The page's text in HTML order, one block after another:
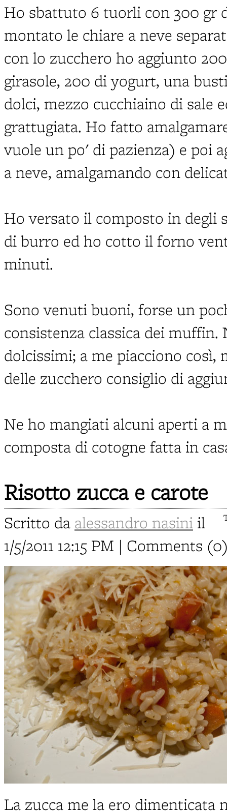
Ho sbattuto 6 tuorli con 300 gr
montato le chiare a neve
con lo zucchero ho aggiunto
girasole, 200 di yogurt, una
dolci, mezzo cucchiaino di sale
grattugiata. Ho fatto
vuole un po' di pazienza) e poi
a neve, amalgamando con
Ho versato il composto in
di burro ed ho cotto il forno
minuti.
Sono venuti buoni, forse un
consistenza classica dei
dolcissimi; a me piacciono
delle zucchero consiglio di
Ne ho mangiati alcuni aperti a
composta di cotogne fatta in
Risotto zucca e carote
Scritto da alessandro nasini il
1/5/2011 12:15 PM | Comments
La zucca me la ero dimenticata